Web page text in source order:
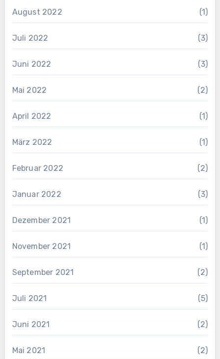
August 2022 (1)
Juli 2022 (3)
Juni 2022 (3)
Mai 2022 (2)
April 2022 (1)
März 2022 (1)
Februar 2022 (2)
Januar 2022 (3)
Dezember 2021 (1)
November 2021 (1)
September 2021 (2)
Juli 2021 (5)
Juni 2021 (2)
Mai 2021 (2)